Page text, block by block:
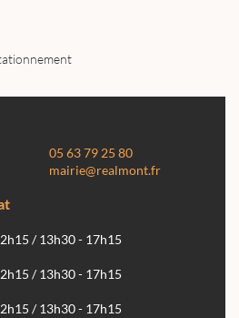
05 63 79 25 80
mairie@realmont.fr
/ 13h30 - 17h15
/ 13h30 - 17h15
/ 13h30 - 17h15